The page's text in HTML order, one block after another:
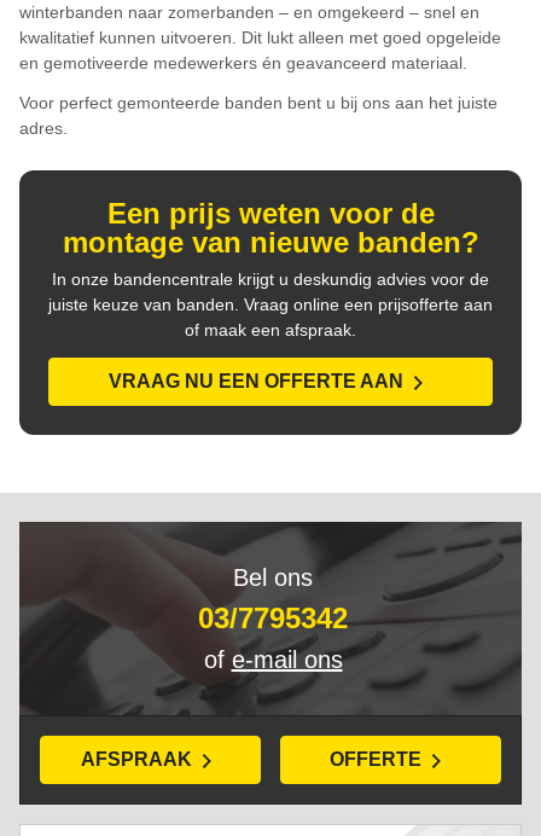
winterbanden naar zomerbanden – en omgekeerd – snel en
kwalitatief kunnen uitvoeren. Dit lukt alleen met goed opgeleide
en gemotiveerde medewerkers én geavanceerd materiaal.
Voor perfect gemonteerde banden bent u bij ons aan het juiste
adres.
Een prijs weten voor de
montage van nieuwe banden?
In onze bandencentrale krijgt u deskundig advies voor de
juiste keuze van banden. Vraag online een prijsofferte aan
of maak een afspraak.
VRAAG NU EEN OFFERTE AAN
Bel ons
03/7795342
of e-mail ons
AFSPRAAK OFFERTE